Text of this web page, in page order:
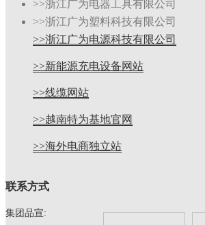
>>浙江广为电器工具有限公司
>>浙江广为塑料科技有限公司
>>浙江广为电源科技有限公司
>>新能源充电设备网站
>>线缆网站
>>越南特为基地官网
>>海外电商独立站
联系方式
集团品宣: